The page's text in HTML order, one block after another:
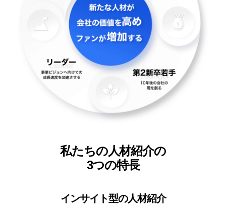
私たちの人材紹介の
3つの特長
インサイト型の人材紹介